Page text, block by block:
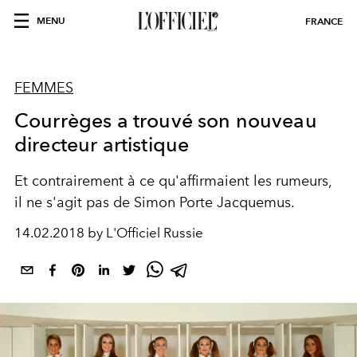
MENU FRANCE
FEMMES
Courrèges a trouvé son nouveau
directeur artistique
Et contrairement à ce qu'affirmaient les rumeurs,
il ne s'agit pas de Simon Porte Jacquemus.
14.02.2018 by L'Officiel Russie